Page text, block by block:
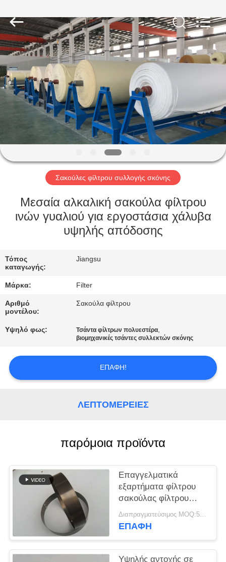
ΣΠΊΤΙ
ΠΡΟΪΌΝΤΑ
ΣΧΕΤΙΚΆ
ΜΕ
ΕΜΆΣ
ΓΎΡΟΣ
ΕΡΓΟΣΤΑΣΊΩΝ
ΠΟΙΟΤΙΚΌΣ
ΜΑΣ
ΣΕ
ΕΠΑΦΉ
ΕΙΔΉΣΕΙΣ
ΖΗΤΉΣΤΕ
ΑΠΌΣΠΑΣΜΑ
SITEMAP
ΠΟΛΙΤΙΚΉ
ΑΠΟΡΡΉΤΟΥ
Technology
Co.,Ltd..
All
Rights
Reserved.
Σακούλες φίλτρου συλλογής σκόνης
Μεσαία αλκαλική σακούλα φίλτρου
ινών γυαλιού για εργοστάσια χάλυβα
υψηλής απόδοσης
Τόπος
καταγωγής:
Jiangsu
Μάρκα: Filter
Αριθμό
μοντέλου:
Σακούλα φίλτρου
Υψηλό φως: Τσάντα φίλτρων πολυεστέρα,
βιομηχανικές τσάντες συλλεκτών σκόνης
ΕΠΑΦΉ!
ΛΕΠΤΟΜΈΡΕΙΕΣ
παρόμοια προϊόντα
Επαγγελματικά
εξαρτήματα φίλτρου
σακούλας φίλτρου
Snap Band
Διαφορετικό υλικό και
Διαπραγματεύσιμος MOQ:50 τεμ
ΕΠΑΦΉ
Υψηλής αντοχής σε